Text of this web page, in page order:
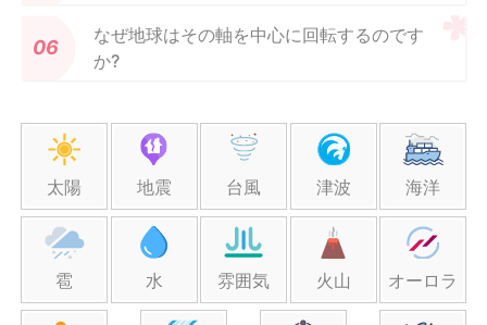
なぜ地球はその軸を中心に回転するのです
か?
太陽 地震 台風 津波 海洋
雹 水 雰囲気 火山 オーロラ